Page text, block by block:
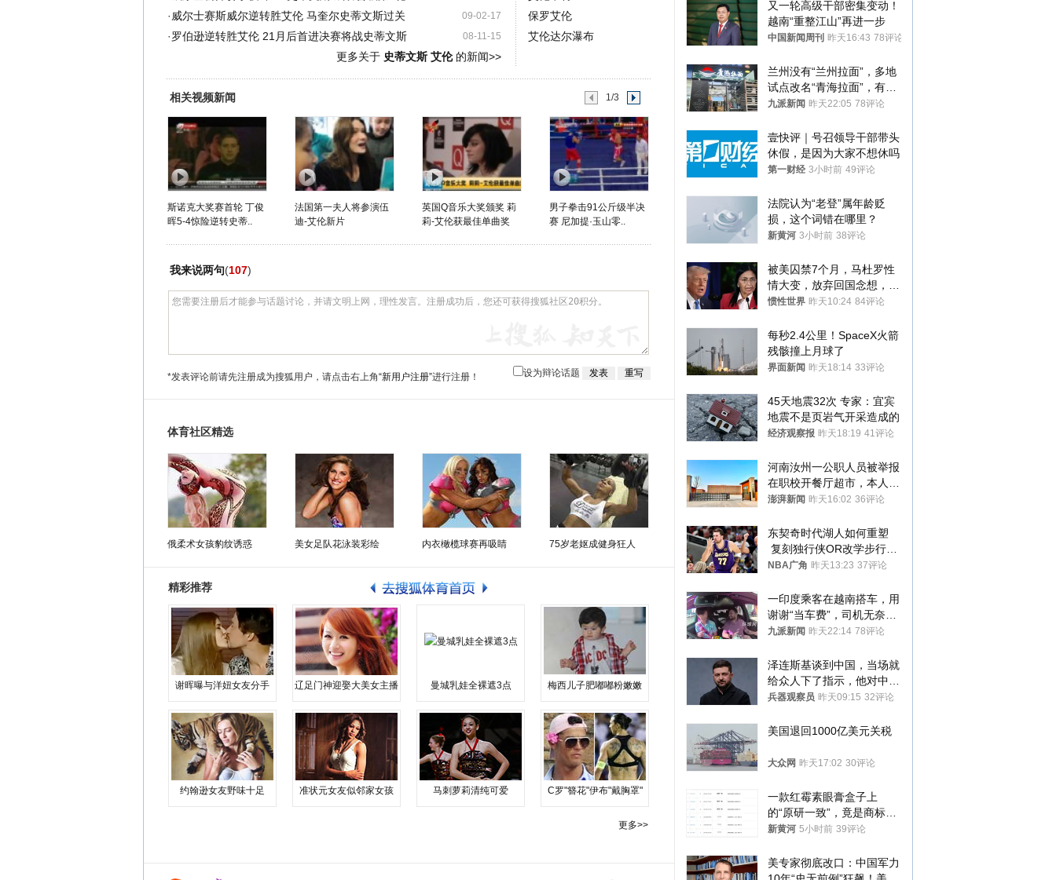
09-02-17
· 威尔士赛斯威尔逆转胜艾伦 马奎尔史蒂文斯过关
08-11-15
·罗伯逊逆转胜艾伦 21月后首进决赛将战史蒂文斯
更多关于 史蒂文斯 艾伦的新闻>>
保罗艾伦
艾伦达尔瀑布
相关视频新闻 1/3
斯诺克大奖赛首轮 丁俊
晖5-4惊险逆转史蒂..
法国第一夫人将参演伍
迪-艾伦新片
英国Q音乐大奖颁奖 莉
莉-艾伦获最佳单曲奖
男子拳击91公斤级半决
赛 尼加提·玉山零..
我来说两句(107)
*发表评论前请先注册成为搜狐用户，请点击右上角“新用户注册”进行注册！ 设为辩论话题
体育社区精选
俄柔术女孩豹纹诱惑 美女足队花泳装彩绘 内衣橄榄球赛再吸睛 75岁老妪成健身狂人
精彩推荐
谢晖曝与洋妞女友分手 辽足门神迎娶大美女主播 曼城乳娃全裸遮3点 梅西儿子肥嘟嘟粉嫩嫩
约翰逊女友野味十足 准状元女友似邻家女孩 马刺萝莉清纯可爱 C罗"簪花"伊布"戴胸罩"
更多>>
又一轮高级干部密集变动！
越南“重整江山”再进一步
中国新闻周刊 昨天16:43 78评论
兰州没有“兰州拉面”，多地
试点改名“青海拉面”，有商
家改名已两年
九派新闻 昨天22:05 78评论
壹快评｜号召领导干部带头
休假，是因为大家不想休吗
第一财经 3小时前 49评论
法院认为“老登”属年龄贬
损，这个词错在哪里？
新黄河 3小时前 38评论
被美囚禁7个月，马杜罗性
情大变，放弃回国念想，最
后嘱托已公开
惯性世界 昨天10:24 84评论
每秒2.4公里！SpaceX火箭
残骸撞上月球了
界面新闻 昨天18:14 33评论
45天地震32次 专家：宜宾
地震不是页岩气开采造成的
经济观察报 昨天18:19 41评论
河南汝州一公职人员被举报
在职校开餐厅超市，本人回
应称“是给别人帮忙”
澎湃新闻 昨天16:02 36评论
东契奇时代湖人如何重塑
复刻独行侠OR改学步行
者？
NBA广角 昨天13:23 37评论
一印度乘客在越南搭车，用
谢谢“当车费”，司机无奈发
笑；印度网友：不代表印度
九派新闻 昨天22:14 78评论
泽连斯基谈到中国，当场就
给众人下了指示，他对中国
和中乌关系，显然又有了新
兵器观察员 昨天09:15 32评论
美国退回1000亿美元关税
大众网 昨天17:02 30评论
一款红霉素眼膏盒子上
的“原研一致”，竟是商标！
律师：极易误导消费者；网
新黄河 5小时前 39评论
美专家彻底改口：中国军力